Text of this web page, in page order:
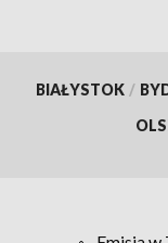
BIAŁYSTOK /